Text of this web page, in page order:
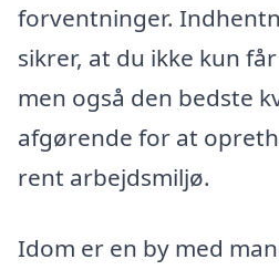
forventninger.
sikrer, at du ikke kun
men også den bedste
afgørende for at
rent arbejdsmiljø.
Idom er en by med